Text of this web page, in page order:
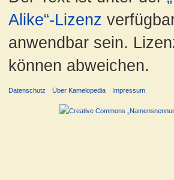
Alike“-Lizenz
anwendbar sein.
können abweichen.
Datenschutz Über Kamelopedia Impressum